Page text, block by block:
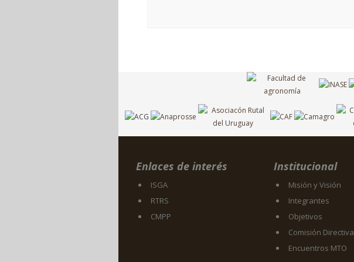
Enlaces de interés
ISGA
RTRS
CMPP
Institucional
Misión y Visión
Integrantes
Objetivos
Comisión Directiva
Encuentros MTO